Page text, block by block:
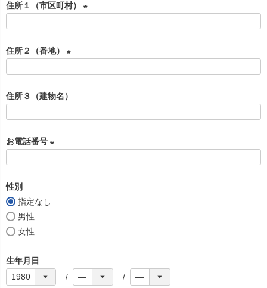
須
住所１（市区町村）
住所２（番地）
須
住所３（建物名）
お電話番号
性別
指定なし
男性
女性
生年月日